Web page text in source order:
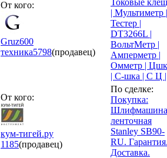
От кого:
Gruz600
техника5798(продавец)
| Мультиметр |
Тестер |
DT3266L |
ВольтМетр |
Амперметр |
Омметр |
| С-шка | С Ц |
От кого:
кум-тигей.ру
1185(продавец)
По сделке:
Покупка:
Шлифмашина
ленточная
Stanley SB90-
RU.
Доставка.